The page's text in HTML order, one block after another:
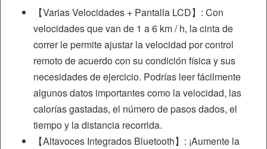
【Varias Velocidades + Pantalla LCD】: Con
velocidades que van de 1 a 6 km / h, la cinta de
correr le permite ajustar la velocidad por control
remoto de acuerdo con su condición física y sus
necesidades de ejercicio. Podrías leer fácilmente
algunos datos importantes como la velocidad, las
calorías gastadas, el número de pasos dados, el
tiempo y la distancia recorrida.
【Altavoces Integrados Bluetooth】: ¡Aumente la